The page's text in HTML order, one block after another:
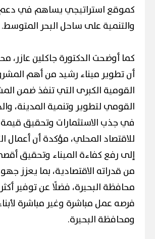
كموقع استراتيجي يساهم في دعم
والتنمية على ساحل البحر المتوسط.
كما أوضحت الدكتورة جاكلين عازر،
أن تطوير ميناء رشيد من أهم
القومية الكبرى التي تنفذ ضمن
القومي لتطوير وتنمية المدينة،
في جذب الاستثمارات وتحقيق
للاقتصاد المحلي، مؤكدة أن أعمال
إلى رفع كفاءة الميناء وتحقيق
من قدراته الاقتصادية، بما يعزز
فرصه عمل مباشرة وغير مباشرة
ومحافظة البحيرة.